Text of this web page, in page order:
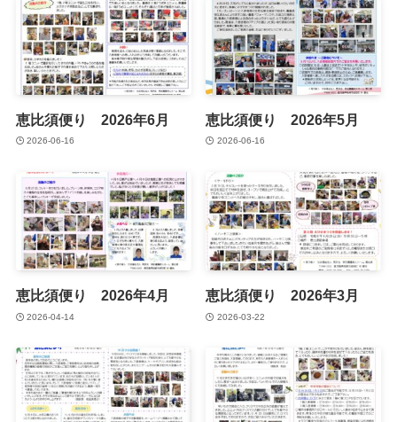
恵比須便り 2026年6月
2026-06-16
恵比須便り 2026年5月
2026-06-16
恵比須便り 2026年4月
2026-04-14
恵比須便り 2026年3月
2026-03-22